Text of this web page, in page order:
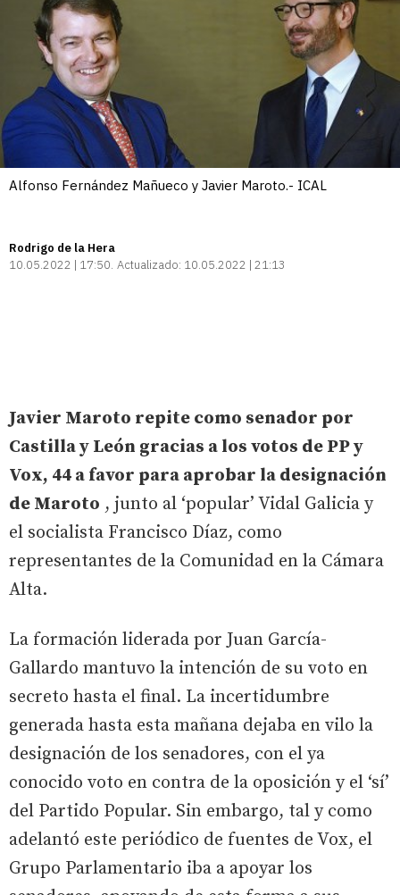
Alfonso Fernández Mañueco y Javier Maroto.- ICAL
Rodrigo de la Hera
10.05.2022 | 17:50 Actualizado: 10.05.2022 | 21:13
Javier Maroto repite como senador por
Castilla y León gracias a los votos de PP y
Vox, 44 a favor para aprobar la designación
de Maroto , junto al ‘popular’ Vidal Galicia y
el socialista Francisco Díaz, como
representantes de la Comunidad en la Cámara
Alta.
La formación liderada por Juan García-
Gallardo mantuvo la intención de su voto en
secreto hasta el final. La incertidumbre
generada hasta esta mañana dejaba en vilo la
designación de los senadores, con el ya
conocido voto en contra de la oposición y el ‘sí’
del Partido Popular. Sin embargo, tal y como
adelantó este periódico de fuentes de Vox, el
Grupo Parlamentario iba a apoyar los